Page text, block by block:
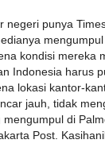
negeri punya
mengumpul
kondisi mereka
Indonesia harus
lokasi kantor-
jauh, tidak
mengumpul di
Post.